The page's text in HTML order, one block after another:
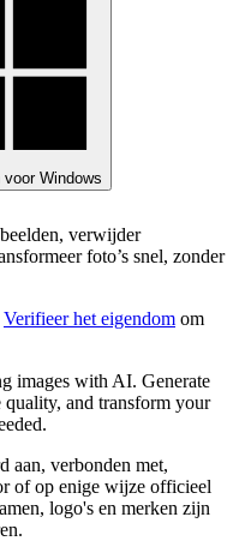
voor Windows
verwijder
foto’s snel, zonder
Verifieer het eigendom om
images with AI. Generate
quality, and transform your
aan, verbonden met,
of op enige wijze officieel
logo's en merken zijn